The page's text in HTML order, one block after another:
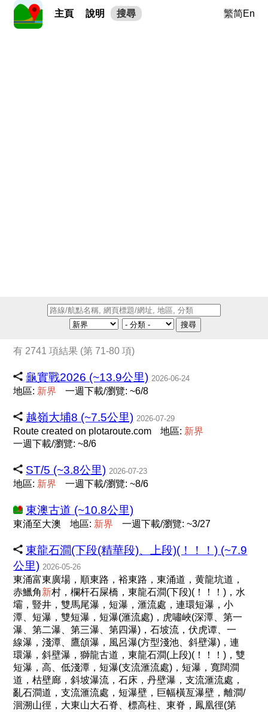
主頁 說明 搜尋 繁简En
搜尋
有 2741 項結果 (第 71-80 項)
龜實戰2026 (~13.9公里) 2026-06-24
地區: 新界 一週下載/瀏覽: ~6/8
越嶺大埔8 (~7.5公里) 2026-07-29
Route created on plotaroute.com 地區: 新界
一週下載/瀏覽: ~8/6
ST/5 (~3.8公里) 2026-07-23
地區: 新界 一週下載/瀏覽: ~8/6
東澳古道 (~10.8公里)
東涌至大澳 地區: 新界 一週下載/瀏覽: ~3/27
東龍石澗(下段(精華段)、上段)(！！！) (~7.9
公里) 2026-05-26
東涌富東廣場，順東路，裕東路，東涌道，黄龍坑道，
赤鱲角新村，欄杆石屎橋，東龍石澗(下段)(！！！)，水
壩，豎井，雙馬尾瀑，短瀑，滙流處，連環短瀑，小
潭、短瀑，雙短瀑，短瀑(滙流處)，虎嘯峽(深潭、第一
瀑、第二瀑、第三瀑、第四瀑)，石坡流，伏虎谭、一
線瀑，淺潭、鷹頜瀑，風呂瀑(方型淺池、斜壁瀑)，連
環瀑，斜壁瀑，獅龍古道，東龍石澗(上段)(！！！)，雙
短瀑，高、低淺潭，短瀑(支流滙流處)，短瀑，寬闊澗
道，枯壁廊，斜坡瀑流，石床，丹壁瀑，支流滙流處，
亂石澗道，支流滙流處，短瀑壁，巨幅橫亙瀑壁，離澗/
洄溯山徑，大東山大石脊、標高柱、東脊，鳳凰徑(第